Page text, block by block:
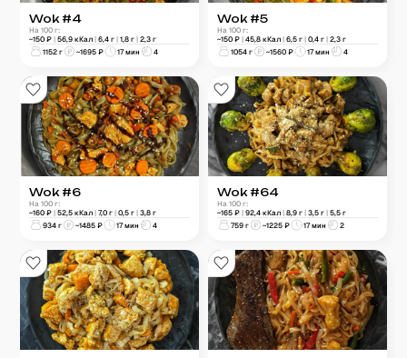
Wok #4
На 100 г:
~150 ₽| 56,9 кКал| 6,4 г| 1,8 г| 2,3 г
1152 г ~1695 ₽ 17 мин 4
Wok #5
На 100 г:
~150 ₽ | 45,8 кКал | 6,5 г | 0,4 г | 2,3 г
1054 г ~1560 ₽ 17 мин 4
Wok #6
На 100 г:
~160 ₽| 52,5 кКал| 7,0 г| 0,5 г| 3,8 г
934 г ~1485 ₽ 17 мин 4
Wok #64
На 100 г:
~165 ₽ | 92,4 кКал | 8,9 г | 3,5 г | 5,5 г
759 г ~1225 ₽ 17 мин 2